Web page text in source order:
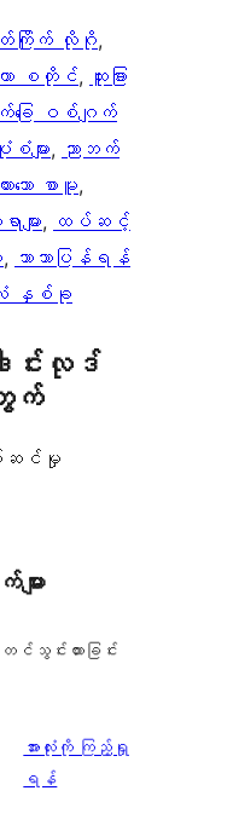
ကြိုက် လိုဂို
ာ စတိုင်, ထူးခြား
က်ခြေ ဝစ်ဂျက်
များ, ညာဘက်
ော စာမူ
ျား, ထပ်ဆင့်
, ဘာသာပြန်ရန်
လံ နှစ်ခု
င်းလုဒ်
က်
ပ်ဆင်မှု
ား
င်းထားခြင်း
သုံးသပ်
ချက်
အားလုံးကို ကြည့်ရှု
ရန်